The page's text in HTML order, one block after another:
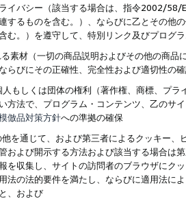
イバシー（該当する場合は、指令2002/58/
するものを含む。）、ならびに乙とその他
む。）を遵守して、特別リンク及びプログ
素材（一切の商品説明およびその他の商
らびにその正確性、完全性および適切性の
もしくは団体の権利（著作権、商標、プ
方法で、プログラム・コンテンツ、乙のサ
倣品対策方針への準拠の確保
を通じて、および第三者によるクッキー
および開示する方法および該当する場合は
を収集し、サイトの訪問者のブラウザにク
法の法的要件を満たし、ならびに適用法に
、および